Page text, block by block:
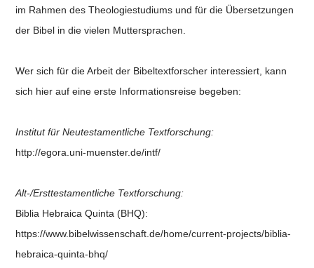
im Rahmen des Theologiestudiums und für die Übersetzungen
der Bibel in die vielen Muttersprachen.
Wer sich für die Arbeit der Bibeltextforscher interessiert, kann
sich hier auf eine erste Informationsreise begeben:
Institut für Neutestamentliche Textforschung:
http://egora.uni-muenster.de/intf/
Alt-/Ersttestamentliche Textforschung:
Biblia Hebraica Quinta (BHQ):
https://www.bibelwissenschaft.de/home/current-projects/biblia-
hebraica-quinta-bhq/